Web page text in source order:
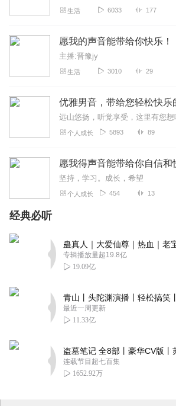
生活 6033 177
愿我的声音能带给你快乐！
主播:晋豫jy
生活 3010 29
优雅男音，带给您轻松快乐
个人成长 5893 89
愿我得声音能带给你自信和
坚持，学习。成长，希望
个人成长 454 13
经典必听
专辑播放量超19.8亿
19.09亿
最近一周更新
11.33亿
连载节目超七百集
1652.92万